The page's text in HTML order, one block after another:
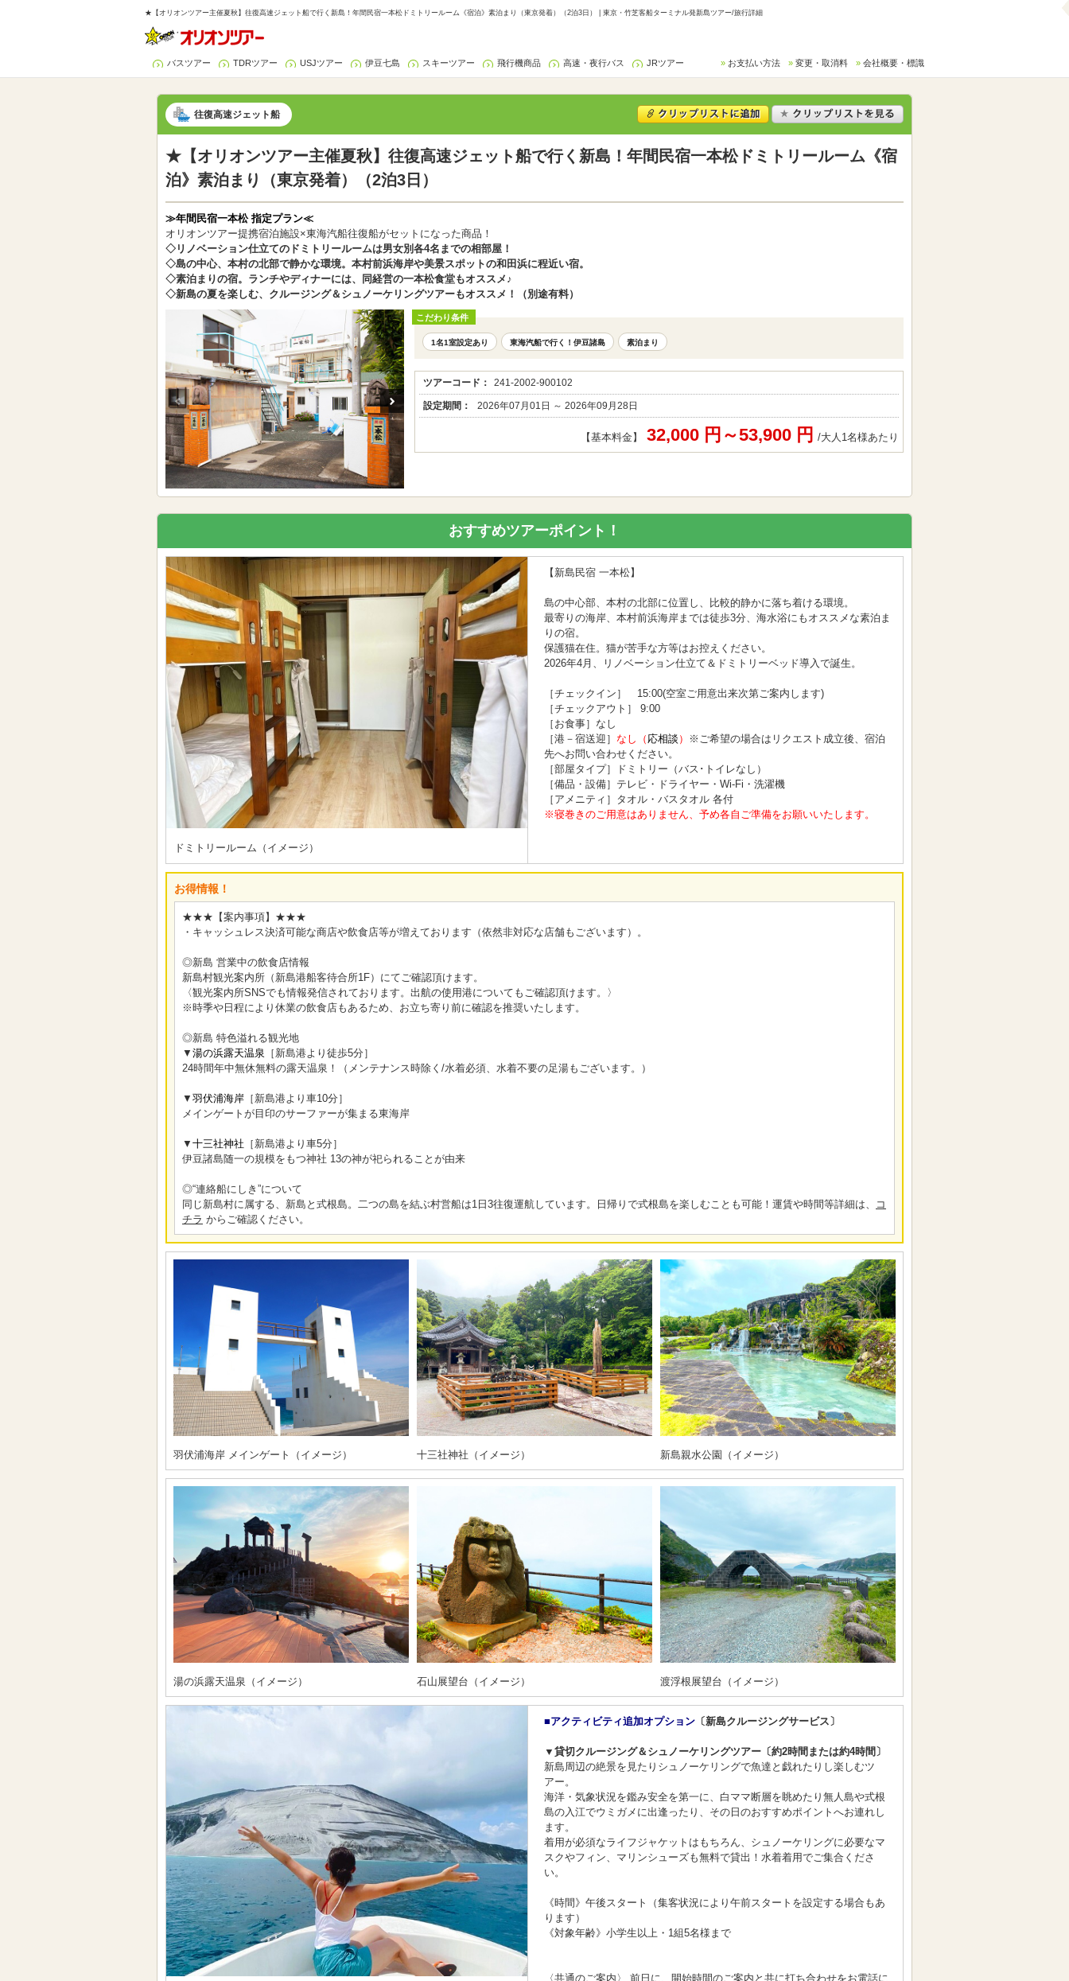
★【オリオンツアー主催夏秋】往復高速ジェット船で行く新島！年間民宿一本松ドミトリールーム《宿泊》素泊まり（東京発着）（2泊3日） | 東京・竹芝客船ターミナル発新島ツアー/旅行詳細
バスツアー TDRツアー USJツアー 伊豆七島 スキーツアー 飛行機商品 高速・夜行バス JRツアー お支払い方法 変更・取消料 会社概要・標識
往復高速ジェット船
★【オリオンツアー主催夏秋】往復高速ジェット船で行く新島！年間民宿一本松ドミトリールーム《宿
泊》素泊まり（東京発着）（2泊3日）
≫年間民宿一本松 指定プラン≪
オリオンツアー提携宿泊施設×東海汽船往復船がセットになった商品！
◇リノベーション仕立てのドミトリールームは男女別各4名までの相部屋！
◇島の中心、本村の北部で静かな環境。本村前浜海岸や美景スポットの和田浜に程近い宿。
◇素泊まりの宿。ランチやディナーには、同経営の一本松食堂もオススメ♪
◇新島の夏を楽しむ、クルージング＆シュノーケリングツアーもオススメ！（別途有料）
こだわり条件
1名1室設定あり 東海汽船で行く！伊豆諸島 素泊まり
ツアーコード： 241-2002-900102
設定期間： 2026年07月01日 ～ 2026年09月28日
【基本料金】 32,000 円～53,900 円 /大人1名様あたり
おすすめツアーポイント！
ドミトリールーム（イメージ）
【新島民宿 一本松】
島の中心部、本村の北部に位置し、比較的静かに落ち着ける環境。
最寄りの海岸、本村前浜海岸までは徒歩3分、海水浴にもオススメな素泊ま
りの宿。
保護猫在住。猫が苦手な方等はお控えください。
2026年4月、リノベーション仕立て＆ドミトリーベッド導入で誕生。
［チェックイン］ 15:00(空室ご用意出来次第ご案内します)
［チェックアウト］ 9:00
［お食事］なし
［港－宿送迎］ なし（ 応相談 ）
※ご希望の場合はリクエスト成立後、宿泊
先へお問い合わせください。
［部屋タイプ］ドミトリー（バス･トイレなし）
［備品・設備］テレビ・ドライヤー・Wi-Fi・洗濯機
［アメニティ］タオル・バスタオル 各付
※寝巻きのご用意はありません、予め各自ご準備をお願いいたします。
お得情報！
★★★【案内事項】★★★
・キャッシュレス決済可能な商店や飲食店等が増えております（依然非対応な店舗もございます）。
◎新島 営業中の飲食店情報
新島村観光案内所（新島港船客待合所1F）にてご確認頂けます。
〈観光案内所SNSでも情報発信されております。出航の使用港についてもご確認頂けます。〉
※時季や日程により休業の飲食店もあるため、お立ち寄り前に確認を推奨いたします。
◎新島 特色溢れる観光地
▼ 湯の浜露天温泉 ［新島港より徒歩5分］
24時間年中無休無料の露天温泉！（メンテナンス時除く/水着必須、水着不要の足湯もございます。）
▼ 羽伏浦海岸 ［新島港より車10分］
メインゲートが目印のサーファーが集まる東海岸
▼ 十三社神社 ［新島港より車5分］
伊豆諸島随一の規模をもつ神社 13の神が祀られることが由来
◎“連絡船にしき”について
同じ新島村に属する、新島と式根島。二つの島を結ぶ村営船は1日3往復運航しています。日帰りで式根島を楽しむことも可能！運賃や時間等詳細は、
コ
チラ からご確認ください。
羽伏浦海岸 メインゲート（イメージ） 十三社神社（イメージ） 新島親水公園（イメージ）
湯の浜露天温泉（イメージ） 石山展望台（イメージ） 渡浮根展望台（イメージ）
■アクティビティ追加オプション 〔新島クルージングサービス〕
▼貸切クルージング＆シュノーケリングツアー〔約2時間または約4時間〕
新島周辺の絶景を見たりシュノーケリングで魚達と戯れたりし楽しむツ
アー。
海洋・気象状況を鑑み安全を第一に、白ママ断層を眺めたり無人島や式根
島の入江でウミガメに出逢ったり、その日のおすすめポイントへお連れし
ます。
着用が必須なライフジャケットはもちろん、シュノーケリングに必要なマ
スクやフィン、マリンシューズも無料で貸出！水着着用でご集合くださ
い。
《時間》午後スタート（集客状況により午前スタートを設定する場合もあ
ります）
《対象年齢》小学生以上・1組5名様まで
〈共通のご案内〉 前日に、開始時間のご案内と共に打ち合わせをお電話に